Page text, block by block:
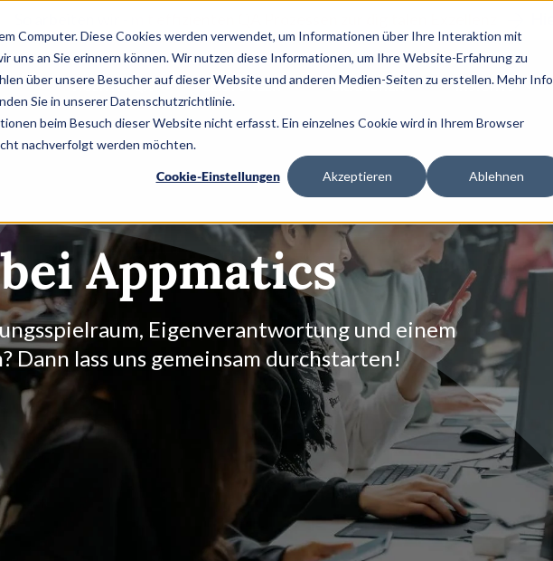
Computer. Diese Cookies werden verwendet, um Informationen über Ihre Interaktion mit
uns an Sie erinnern können. Wir nutzen diese Informationen, um Ihre Website-Erfahrung zu
über unsere Besucher auf dieser Website und anderen Medien-Seiten zu erstellen. Mehr
Sie in unserer Datenschutzrichtlinie.
beim Besuch dieser Website nicht erfasst. Ein einzelnes Cookie wird in Ihrem Browser
nachverfolgt werden möchten.
Cookie-Einstellungen Akzeptieren Ablehnen
AGENTIC QA LEISTUNGEN BRANCHEN INSIGHTS
Appmatics
Eigenverantwortung und einem
Dann lass uns gemeinsam durchstarten!